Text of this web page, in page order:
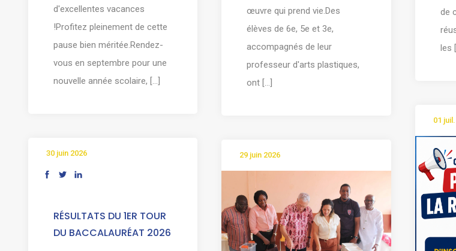
d'excellentes vacances
!Profitez pleinement de cette
pause bien méritée.Rendez-
vous en septembre pour une
nouvelle année scolaire, [...]
œuvre qui prend vie.Des
élèves de 6e, 5e et 3e,
accompagnés de leur
professeur d'arts plastiques,
ont [...]
de
les
01
30 juin 2026
RÉSULTATS DU 1ER TOUR
DU BACCALAURÉAT 2026
29 juin 2026